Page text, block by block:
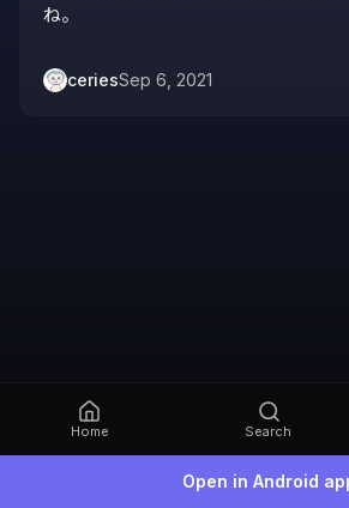
Home Search
Open in Android
ね。
ceriesSep 6, 2021